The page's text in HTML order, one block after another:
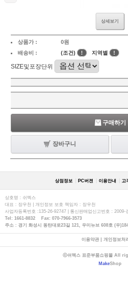
상세보기
상품가 :
0원
배송비 :
(조건) ! 지역별 !
SIZE및포장단위
구매하기
장바구니
상점정보 PC버젼 이용안내 고
상호명 : 쉬멕스
대표 : 장우천 | 개인정보 보호 책임자 : 장우천
사업자등록번호 :135-26-92747 | 통신판매업신고번호 : 2009-
Tel: 1661-8832 Fax: 070-7966-3573
주소 : 경기 화성시 동탄대로23길 121, 우미뉴브 608호 (우
이용약관| 개인정보처
ⓒ쉬멕스 표준부품쇼핑몰 All
MakeShop